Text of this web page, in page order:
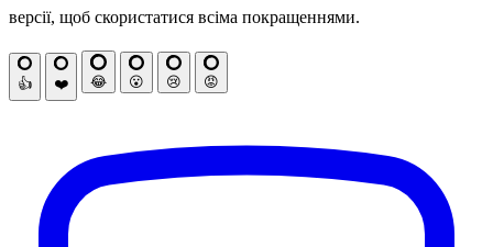
версії, щоб скористатися всіма покращеннями.
👍 ❤️ 😂 😮 😢 😡